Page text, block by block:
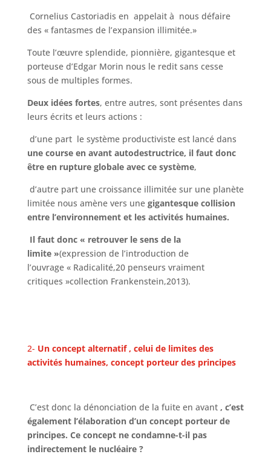
Cornelius Castoriadis en appelait à nous défaire
des « fantasmes de l’expansion illimitée.»
Toute l’œuvre splendide, pionnière, gigantesque et
porteuse d’Edgar Morin nous le redit sans cesse
sous de multiples formes.
Deux idées fortes, entre autres, sont présentes dans
leurs écrits et leurs actions :
d’une part le système productiviste est lancé dans
une course en avant autodestructrice, il faut donc
être en rupture globale avec ce système,
d’autre part une croissance illimitée sur une planète
limitée nous amène vers une gigantesque collision
entre l’environnement et les activités humaines.
Il faut donc « retrouver le sens de la
limite »(expression de l’introduction de
l’ouvrage « Radicalité,20 penseurs vraiment
critiques »collection Frankenstein,2013).
2- Un concept alternatif , celui de limites des
activités humaines, concept porteur des principes
C’est donc la dénonciation de la fuite en avant , c’est
également l’élaboration d’un concept porteur de
principes. Ce concept ne condamne-t-il pas
indirectement le nucléaire ?